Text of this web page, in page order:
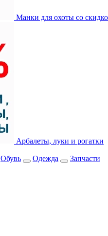
Манки для охоты со
Арбалеты, луки и рогатки
Обувь Одежда Запчасти